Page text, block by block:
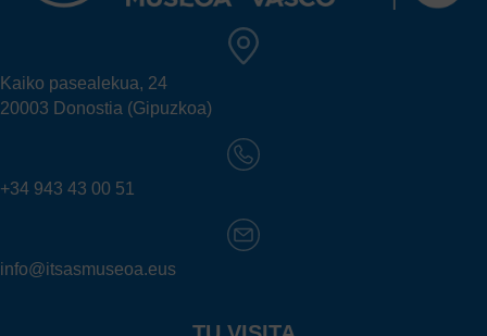
Kaiko pasealekua, 24
20003 Donostia (Gipuzkoa)
+34 943 43 00 51
info@itsasmuseoa.eus